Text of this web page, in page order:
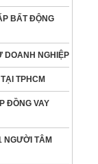
BẤT ĐỘNG
DOANH NGHIỆP
TPHCM
ĐỒNG VAY
NGƯỜI TÂM